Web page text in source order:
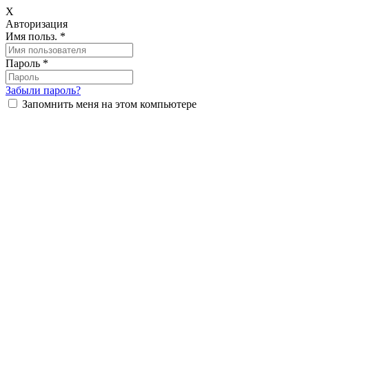
X
Авторизация
Имя польз. *
Пароль *
Забыли пароль?
Запомнить меня на этом компьютере